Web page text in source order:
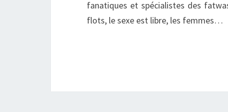
fanatiques et spécialistes des
flots, le sexe est libre, les femmes…